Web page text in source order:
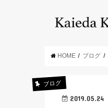
HOME ブログ
ブログ
2019.05.24